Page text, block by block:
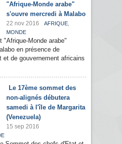
"Afrique-Monde arabe"
s'ouvre mercredi à Malabo
22 nov 2016 AFRIQUE,
MONDE
"Afrique-Monde arabe"
en présence de
et de gouvernement africains
Le 17ème sommet des
non-alignés débutera
samedi à l'île de Margarita
(Venezuela)
15 sep 2016